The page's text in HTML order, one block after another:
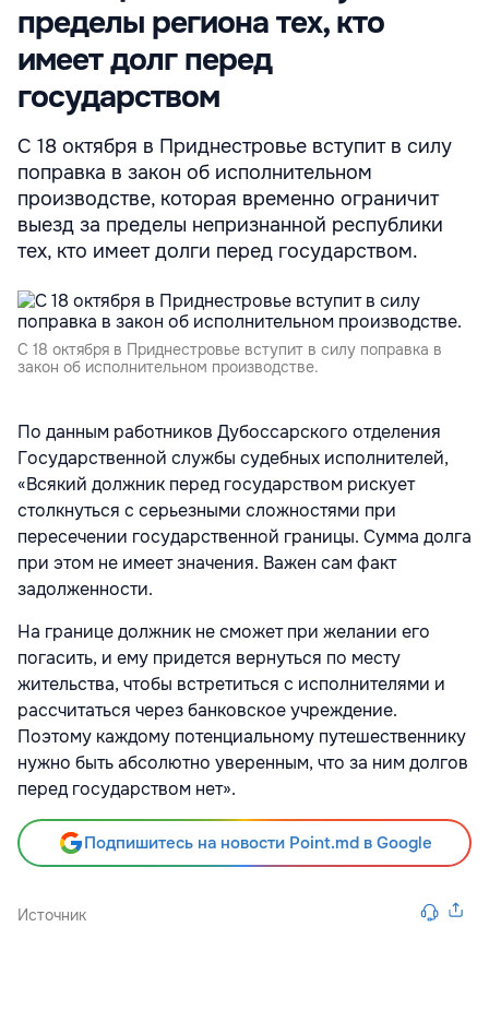
пределы региона тех, кто
имеет долг перед
государством
С 18 октября в Приднестровье вступит в силу
поправка в закон об исполнительном
производстве, которая временно ограничит
выезд за пределы непризнанной республики
тех, кто имеет долги перед государством.
С 18 октября в Приднестровье вступит в силу поправка в
закон об исполнительном производстве.
По данным работников Дубоссарского отделения
Государственной службы судебных исполнителей,
«Всякий должник перед государством рискует
столкнуться с серьезными сложностями при
пересечении государственной границы. Сумма долга
при этом не имеет значения. Важен сам факт
задолженности.
На границе должник не сможет при желании его
погасить, и ему придется вернуться по месту
жительства, чтобы встретиться с исполнителями и
рассчитаться через банковское учреждение.
Поэтому каждому потенциальному путешественнику
нужно быть абсолютно уверенным, что за ним долгов
перед государством нет».
Подпишитесь на новости Point.md в Google
Источник